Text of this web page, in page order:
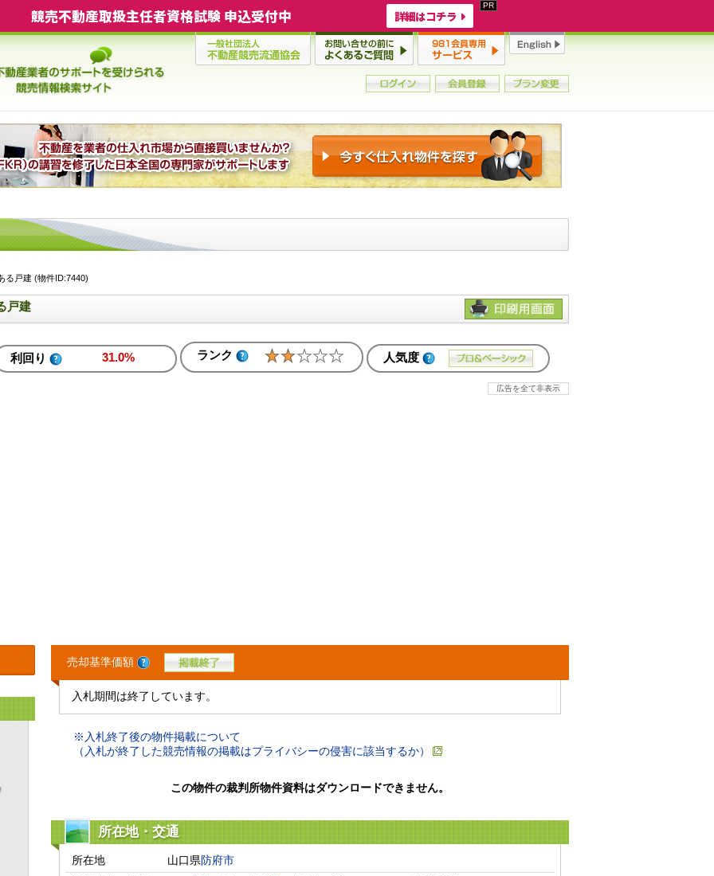
競売不動産取扱主任者資格試験 申込受付中 詳細はコチラ
る戸建 (物件ID:7440)
戸建
利回り 31.0% ランク 人気度
広告を全て非表示
売却基準価額
入札期間は終了しています。
※入札終了後の物件掲載について
（入札が終了した競売情報の掲載はプライバシーの侵害に該当するか）
この物件の裁判所物件資料はダウンロードできません。
所在地・交通
所在地 山口県防府市